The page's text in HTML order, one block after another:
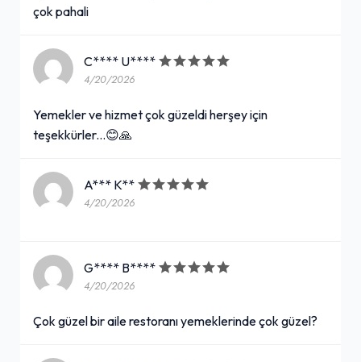
çok pahali
C**** U****
4/20/2026
Yemekler ve hizmet çok güzeldi herşey için
teşekkürler...😊🙏
A*** K**
4/20/2026
G**** B****
4/20/2026
Çok güzel bir aile restoranı yemeklerinde çok güzel?